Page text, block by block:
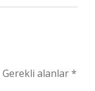
Gerekli alanlar*